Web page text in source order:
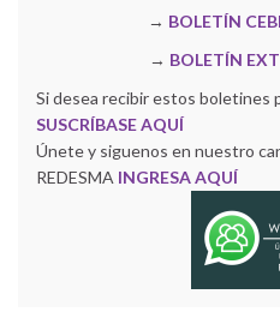
→ BOLETÍN
→ BOLETÍN
Si desea recibir estos boletines
SUSCRÍBASE AQUÍ
Únete y siguenos en nuestro
REDESMA INGRESA AQUÍ